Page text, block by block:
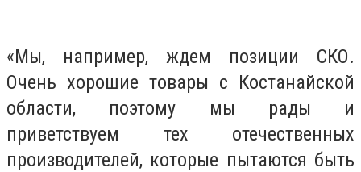
«Мы, например, ждем позиции СКО.
Очень хорошие товары с Костанайской
области, поэтому мы рады и
приветствуем тех отечественных
производителей, которые пытаются быть